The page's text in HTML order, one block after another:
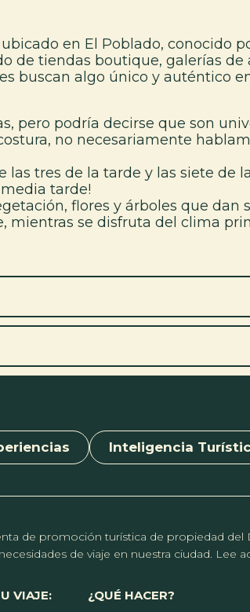
en El Poblado, conocido
de tiendas boutique, galerías de
buscan algo único y auténtico
pero podría decirse que son
no necesariamente
tres de la tarde y las siete de
tarde!
flores y árboles que dan
mientras se disfruta del clima
Inteligencia
de promoción turística de propiedad
de viaje en nuestra ciudad. Lee
VIAJE: ¿QUÉ HACER?